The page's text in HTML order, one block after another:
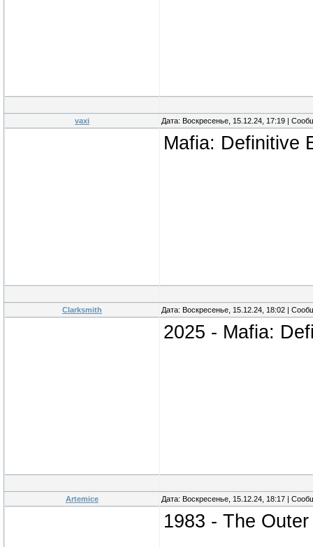
vaxi Дата: Воскресенье, 15.12.24, 17:19 |
Mafia: Definitive
Clarksmith Дата: Воскресенье, 15.12.24, 18:02 |
2025 - Mafia:
Artemice Дата: Воскресенье, 15.12.24, 18:17 |
1983 - The